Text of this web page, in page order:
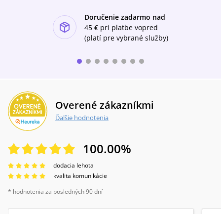
Doručenie zadarmo nad
45 € pri platbe vopred
(platí pre vybrané služby)
Overené zákazníkmi
Ďalšie hodnotenia
100.00%
dodacia lehota
kvalita komunikácie
* hodnotenia za posledných 90 dní